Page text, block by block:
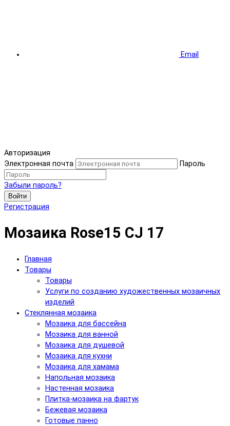
Email
Авторизация
Электронная почта
Пароль
Забыли пароль?
Войти
Регистрация
Мозаика Rose15 CJ 17
Главная
Товары
Товары
Услуги по созданию художественных мозаичных
изделий
Cтеклянная мозаика
Мозаика для бассейна
Мозаика для ванной
Мозаика для душевой
Мозаика для кухни
Мозаика для хамама
Напольная мозаика
Настенная мозаика
Плитка-мозаика на фартук
Бежевая мозаика
Готовые панно